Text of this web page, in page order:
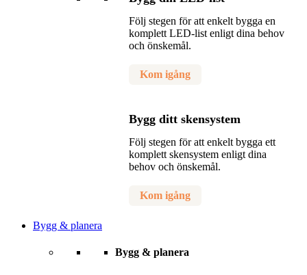
Följ stegen för att enkelt bygga en
komplett LED-list enligt dina behov
och önskemål.
Kom igång
Bygg ditt skensystem
Följ stegen för att enkelt bygga ett
komplett skensystem enligt dina
behov och önskemål.
Kom igång
Bygg & planera
Bygg & planera